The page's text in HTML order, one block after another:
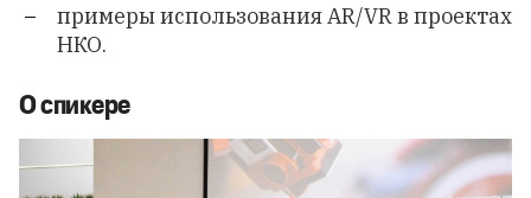
примеры использования AR/VR в проектах
НКО.
О спикере